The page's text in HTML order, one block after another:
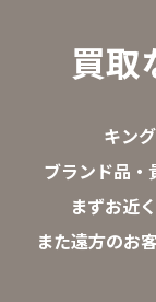
買取
キン
ブランド品・
まずお近
また遠方のお